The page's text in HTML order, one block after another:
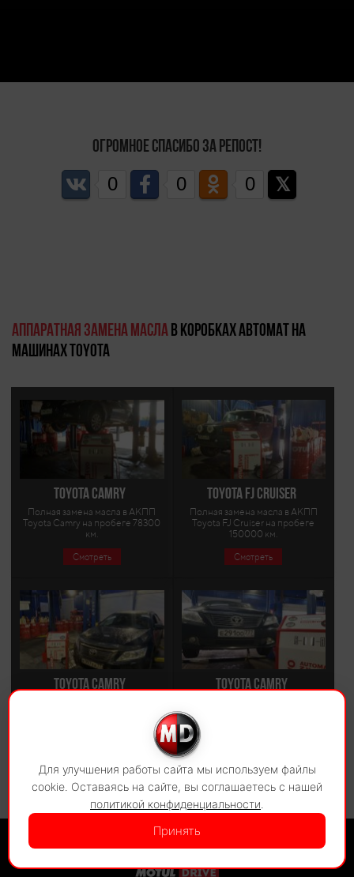
Огромное спасибо за репост!
0 0 0
Аппаратная замена маслав коробках автомат на
машинах Toyota
Toyota Camry
Полная замена масла в АКПП
Toyota Camry на пробеге 78300
км.
Смотреть
Toyota FJ Cruiser
Полная замена масла в АКПП
Toyota FJ Cruiser на пробеге
150000 км.
Смотреть
Toyota Camry Toyota Camry
Toyota Camry на пробеге 167200
Для улучшения работы сайта мы используем файлы
cookie. Оставаясь на сайте, вы соглашаетесь с нашей
политикой конфиденциальности
Принять